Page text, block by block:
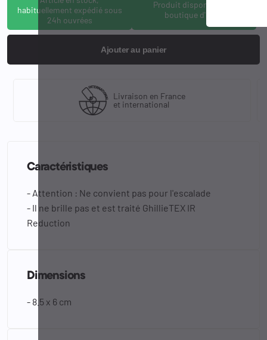
habituellement expédié sous
24h ouvrées
Produit disponible à la
boutique d'Osny
Ajouter au panier
Livraison en France
et international
Caractéristiques
- Attention : Ne convient pas pour l'escalade
- Il ne brille pas et est traité GhillieTEX IR
Reduction
Dimensions
- 8.5 x 6 cm